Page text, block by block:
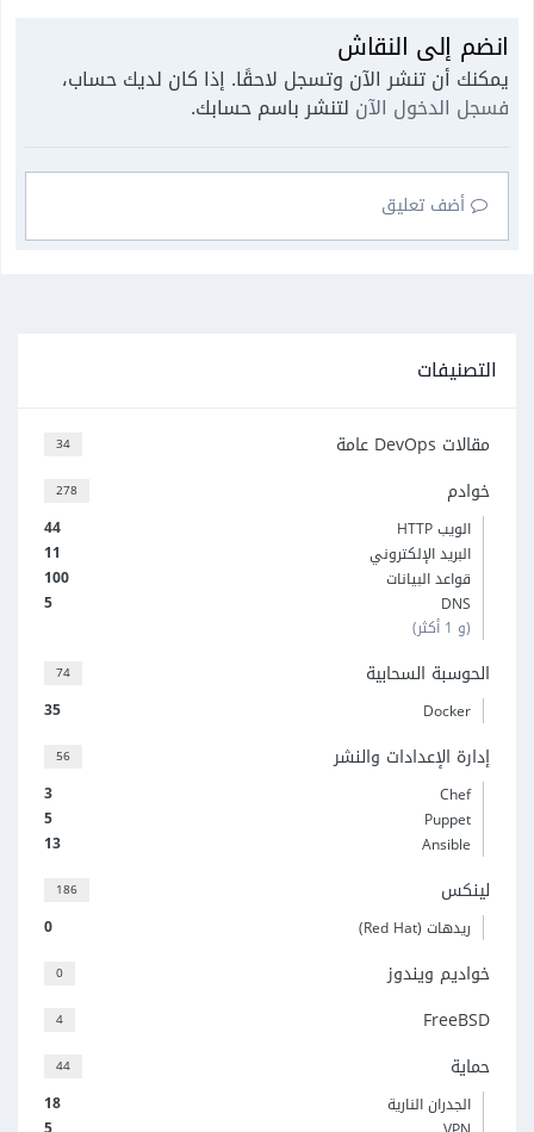
انضم إلى النقاش
يمكنك أن تنشر الآن وتسجل لاحقًا. إذا كان لديك حساب،
فسجل الدخول الآن لتنشر باسم حسابك.
أضف تعليق
التصنيفات
34 مقالات DevOps عامة
278 خوادم
44
الويب HTTP
11
البريد الإلكتروني
100
قواعد البيانات
5
DNS
(و 1 أكثر)
74 الحوسبة السحابية
35 Docker
56 إدارة الإعدادات والنشر
3
Chef
5
Puppet
13
Ansible
186 لينكس
0 ريدهات (Red Hat)
0 خواديم ويندوز
4 FreeBSD
44 حماية
18
الجدران النارية